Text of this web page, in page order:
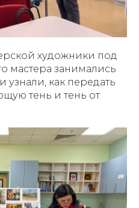
художники под
мастера занимались
как передать
тень и тень от